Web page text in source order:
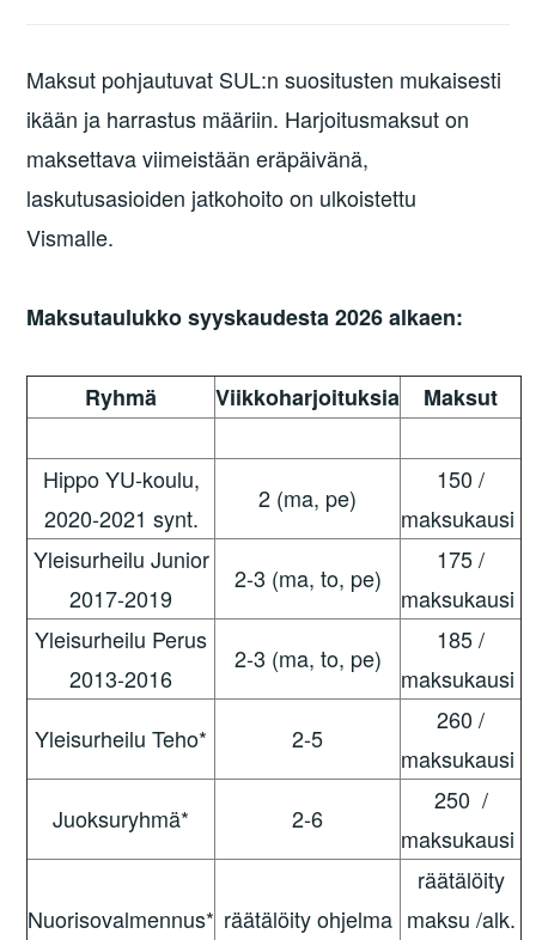
Maksut pohjautuvat SUL:n suositusten mukaisesti
ikään ja harrastus määriin. Harjoitusmaksut on
maksettava viimeistään eräpäivänä,
laskutusasioiden jatkohoito on ulkoistettu
Vismalle.
Maksutaulukko syyskaudesta2026 alkaen:
Ryhmä Viikkoharjoituksia Maksut
Hippo YU-koulu,
2020-2021 synt.
2 (ma, pe)
150 /
maksukausi
Yleisurheilu Junior
2017-2019
2-3 (ma, to, pe)
175 /
maksukausi
Yleisurheilu Perus
2013-2016
2-3 (ma, to, pe)
185 /
maksukausi
Yleisurheilu Teho*
2-5
260 /
maksukausi
Juoksuryhmä*
2-6
250 /
maksukausi
Nuorisovalmennus* räätälöity ohjelma
räätälöity
maksu /alk.